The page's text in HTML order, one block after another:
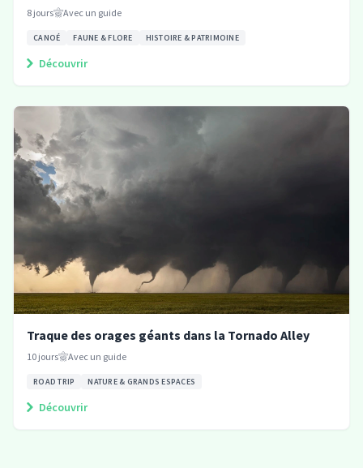
8 jours Avec un guide
CANOÉ FAUNE & FLORE HISTOIRE & PATRIMOINE
Découvrir
Traque des orages géants dans la Tornado Alley
10 jours Avec un guide
ROAD TRIP NATURE & GRANDS ESPACES
Découvrir